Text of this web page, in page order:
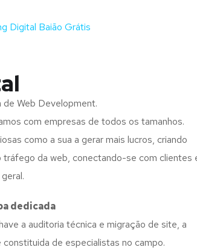
Digital Baião Grátis
de Web Development.
com empresas de todos os tamanhos.
como a sua a gerar mais lucros, criando
tráfego da web, conectando-se com clientes
dedicada
a auditoria técnica e migração de site, a
de especialistas no campo.